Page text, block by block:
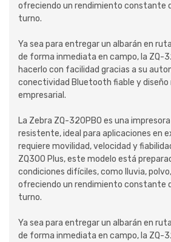
ofreciendo un rendimiento constante
turno.
Ya sea para entregar un albarán en
de forma inmediata en campo, la ZQ-
hacerlo con facilidad gracias a su
conectividad Bluetooth fiable y diseño
empresarial.
La Zebra ZQ-320PBO es una
resistente, ideal para aplicaciones en
requiere movilidad, velocidad y
ZQ300 Plus, este modelo está
condiciones difíciles, como lluvia,
ofreciendo un rendimiento constante
turno.
Ya sea para entregar un albarán en
de forma inmediata en campo, la ZQ-